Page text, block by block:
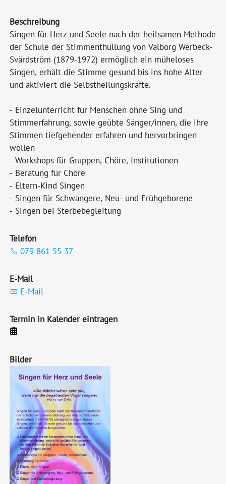
Beschreibung
Singen für Herz und Seele nach der heilsamen Methode
der Schule der Stimmenthüllung von Valborg Werbeck-
Svärdström (1879-1972) ermöglich ein müheloses
Singen, erhält die Stimme gesund bis ins hohe Alter
und aktiviert die Selbstheilungskräfte.
- Einzelunterricht für Menschen ohne Sing und
Stimmerfahrung, sowie geübte Sänger/innen, die ihre
Stimmen tiefgehender erfahren und hervorbringen
wollen
- Workshops für Gruppen, Chöre, Institutionen
- Beratung für Chöre
- Eltern-Kind Singen
- Singen für Schwangere, Neu- und Frühgeborene
- Singen bei Sterbebegleitung
Telefon
079 861 55 37
E-Mail
E-Mail
Termin in Kalender eintragen
Bilder